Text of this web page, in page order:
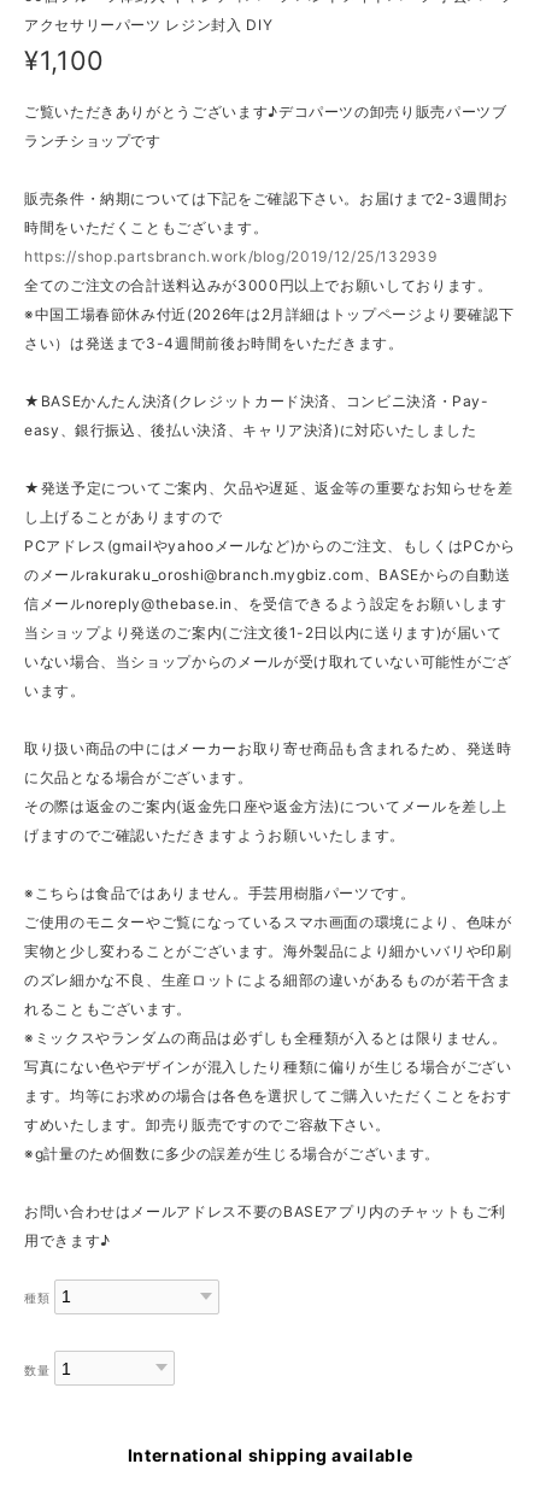
アクセサリーパーツ レジン封入 DIY
¥1,100
ご覧いただきありがとうございます♪デコパーツの卸売り販売パーツブ
ランチショップです
販売条件・納期については下記をご確認下さい。お届けまで2-3週間お
時間をいただくこともございます。
https://shop.partsbranch.work/blog/2019/12/25/132939
全てのご注文の合計送料込みが3000円以上でお願いしております。
※中国工場春節休み付近(2026年は2月詳細はトップページより要確認下
さい）は発送まで3-4週間前後お時間をいただきます。
★BASEかんたん決済(クレジットカード決済、コンビニ決済・Pay-
easy、銀行振込、後払い決済、キャリア決済)に対応いたしました
★発送予定についてご案内、欠品や遅延、返金等の重要なお知らせを差
し上げることがありますので
PCアドレス(gmailやyahooメールなど)からのご注文、もしくはPCから
のメールrakuraku_oroshi@branch.mygbiz.com 、BASEからの自動送
信メールnoreply@thebase.in
、を受信できるよう設定をお願いします
当ショップより発送のご案内(ご注文後1-2日以内に送ります)が届いて
いない場合、当ショップからのメールが受け取れていない可能性がござ
います。
取り扱い商品の中にはメーカーお取り寄せ商品も含まれるため、発送時
に欠品となる場合がございます。
その際は返金のご案内(返金先口座や返金方法)についてメールを差し上
げますのでご確認いただきますようお願いいたします。
※こちらは食品ではありません。手芸用樹脂パーツです。
ご使用のモニターやご覧になっているスマホ画面の環境により、色味が
実物と少し変わることがございます。海外製品により細かいバリや印刷
のズレ細かな不良、生産ロットによる細部の違いがあるものが若干含ま
れることもございます。
※ミックスやランダムの商品は必ずしも全種類が入るとは限りません。
写真にない色やデザインが混入したり種類に偏りが生じる場合がござい
ます。均等にお求めの場合は各色を選択してご購入いただくことをおす
すめいたします。卸売り販売ですのでご容赦下さい。
※g計量のため個数に多少の誤差が生じる場合がございます。
お問い合わせはメールアドレス不要のBASEアプリ内のチャットもご利
用できます♪
種類
数量
International shipping available